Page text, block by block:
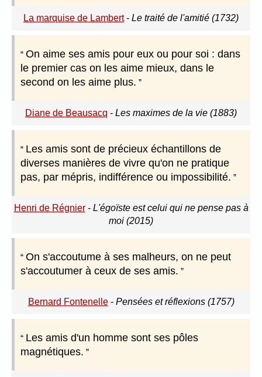
La marquise de Lambert- Le traité de l'amitié (1732)
On aime ses amis pour eux ou pour soi : dans
le premier cas on les aime mieux, dans le
second on les aime plus.
Diane de Beausacq - Les maximes de la vie (1883)
Les amis sont de précieux échantillons de
diverses manières de vivre qu'on ne pratique
pas, par mépris, indifférence ou impossibilité.
Henri de Régnier- L'égoïste est celui qui ne pense pas à
moi (2015)
On s'accoutume à ses malheurs, on ne peut
s'accoutumer à ceux de ses amis.
Bernard Fontenelle- Pensées et réflexions (1757)
Les amis d'un homme sont ses pôles
magnétiques.